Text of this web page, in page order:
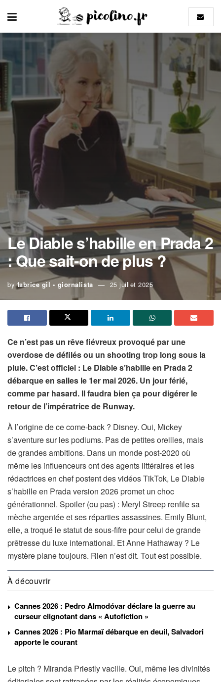
Le Diable s’habille en Prada 2
: Que sait-on de plus ?
by fabrice gil • giornalista 25 juillet 2025
Ce n’est pas un rêve fiévreux provoqué par une
overdose de défilés ou un shooting trop long sous la
pluie. C’est officiel : Le Diable s’habille en Prada 2
débarque en salles le 1er mai 2026. Un jour férié,
comme par hasard. Il faudra bien ça pour digérer le
retour de l’impératrice de Runway.
À l’origine de ce come-back ? Disney. Oui, Mickey
s’aventure sur les podiums. Pas de petites oreilles, mais
de grandes ambitions. Dans un monde post-2020 où
même les influenceurs ont des agents littéraires et les
rédactrices en chef postent des vidéos TikTok, Le Diable
s’habille en Prada version 2026 promet un choc
générationnel. Spoiler (ou pas) : Meryl Streep renfile sa
mèche argentée et ses réparties assassines. Emily Blunt,
elle, a troqué le statut de sous-fifre pour celui de grande
prêtresse du luxe international. Et Anne Hathaway ? Le
mystère plane toujours. Rien n’est dit. Tout est possible.
À découvrir
Cannes 2026 : Pedro Almodóvar déclare la guerre au
curseur clignotant dans « Autofiction »
Cannes 2026 : Pio Marmaï débarque en deuil, Salvadori
apporte le courant
Le pitch ? Miranda Priestly vacille. Oui, même les divinités